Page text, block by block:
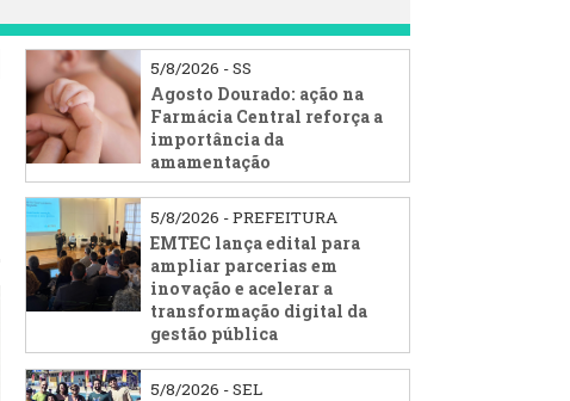
5/8/2026 - SS
Agosto Dourado: ação na
Farmácia Central reforça a
importância da
amamentação
5/8/2026 - PREFEITURA
EMTEC lança edital para
ampliar parcerias em
inovação e acelerar a
transformação digital da
gestão pública
5/8/2026 - SEL